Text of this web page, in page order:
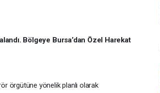
Bölgeye Bursa’dan Özel Harekat
örgütüne yönelik planlı olarak